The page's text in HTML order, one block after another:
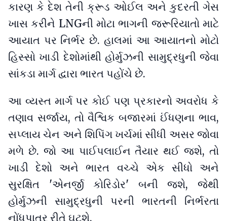
કારણ કે દેશ તેની ક્રૂડ ઓઈલ અને કુદરતી ગેસ
ખાસ કરીને LNGની મોટા ભાગની જરૂરિયાતો માટે
આયાત પર નિર્ભર છે. હાલમાં આ આયાતનો મોટો
હિસ્સો ખાડી દેશોમાંથી હોર્મુઝની સામુદ્રધુની જેવા
સાંકડા માર્ગ દ્વારા ભારત પહોંચે છે.
આ વ્યસ્ત માર્ગ પર કોઈ પણ પ્રકારનો અવરોધ કે
તણાવ સર્જાય, તો વૈશ્વિક બજારમાં ઈંધણના ભાવ,
સપ્લાય ચેન અને શિપિંગ ખર્ચમાં સીધી અસર જોવા
મળે છે. જો આ પાઈપલાઈન તૈયાર થઈ જશે, તો
ખાડી દેશો અને ભારત વચ્ચે એક સીધો અને
સુરક્ષિત 'એનર્જી કોરિડોર' બની જશે, જેથી
હોર્મુઝની સામુદ્રધુની પરની ભારતની નિર્ભરતા
નોંધપાત્ર રીતે ઘટશે.